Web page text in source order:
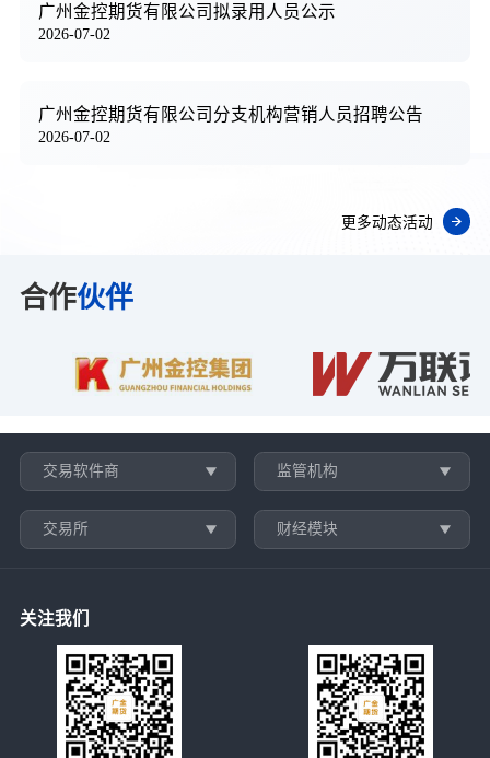
广州金控期货有限公司拟录用人员公示
2026-07-02
广州金控期货有限公司分支机构营销人员招聘公告
2026-07-02
更多动态活动
合作伙伴
交易软件商 监管机构
交易所 财经模块
关注我们